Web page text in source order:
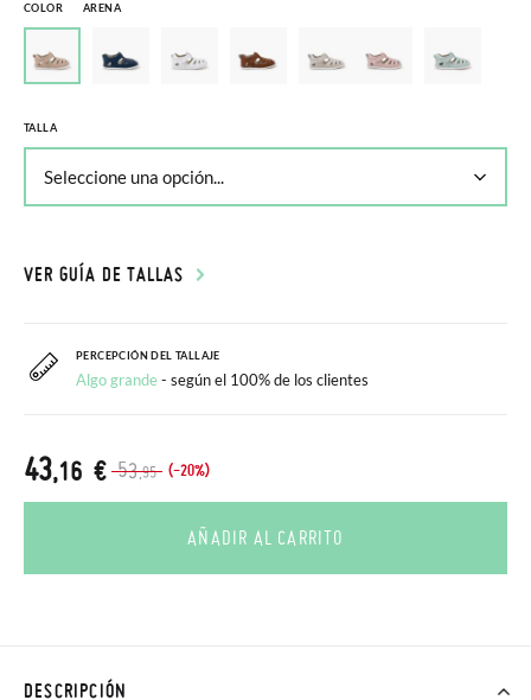
COLOR ARENA
TALLA
VER GUÍA DE TALLAS
PERCEPCIÓN DEL TALLAJE
Algo grande- según el 100% de los clientes
53,95 (-20%)
43,16 €
AÑADIR AL CARRITO
DESCRIPCIÓN